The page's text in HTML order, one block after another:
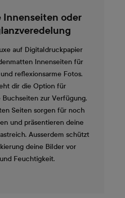
Innenseiten oder
auf Digitaldruckpapier
Innenseiten für
reflexionsarme Fotos.
dir die Option für
zur Verfügung.
Seiten sorgen für noch
und präsentieren deine
Ausserdem schützt
deine Bilder vor
Feuchtigkeit.